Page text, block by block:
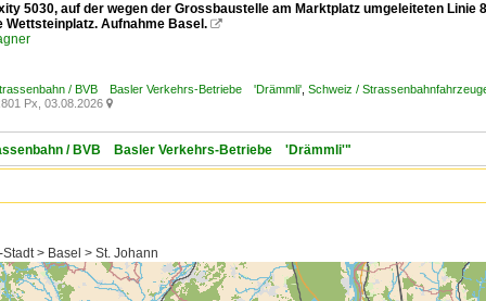
5030, auf der wegen der Grossbaustelle am Marktplatz umgeleiteten
Wettsteinplatz. Aufnahme Basel. 
/ BVB Basler Verkehrs-Betriebe 'Drämmli' Schweiz /
Px, 03.08.2026 
/ BVB Basler Verkehrs-Betriebe 'Drämmli'"
> Basel > St. Johann